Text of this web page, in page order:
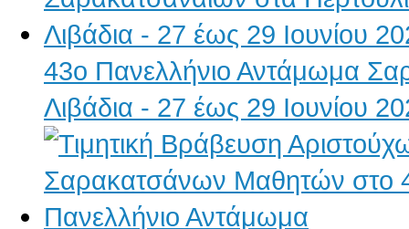
43ο Πανελλήνιο Αντάμωμα
Λιβάδια - 27 έως 29 Ιουνίου